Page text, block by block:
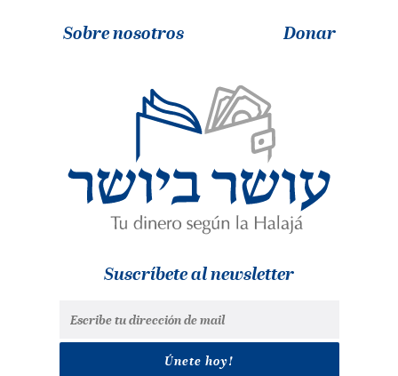
Sobre nosotros Donar
Suscríbete al newsletter